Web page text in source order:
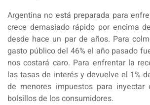
Argentina no está preparada para
crece demasiado rápido por encima
desde hace un par de años. Para
gasto público del 46% el año pasado
nos costará caro. Para enfrentar la
las tasas de interés y devuelve el 1%
de menores impuestos para
bolsillos de los consumidores.